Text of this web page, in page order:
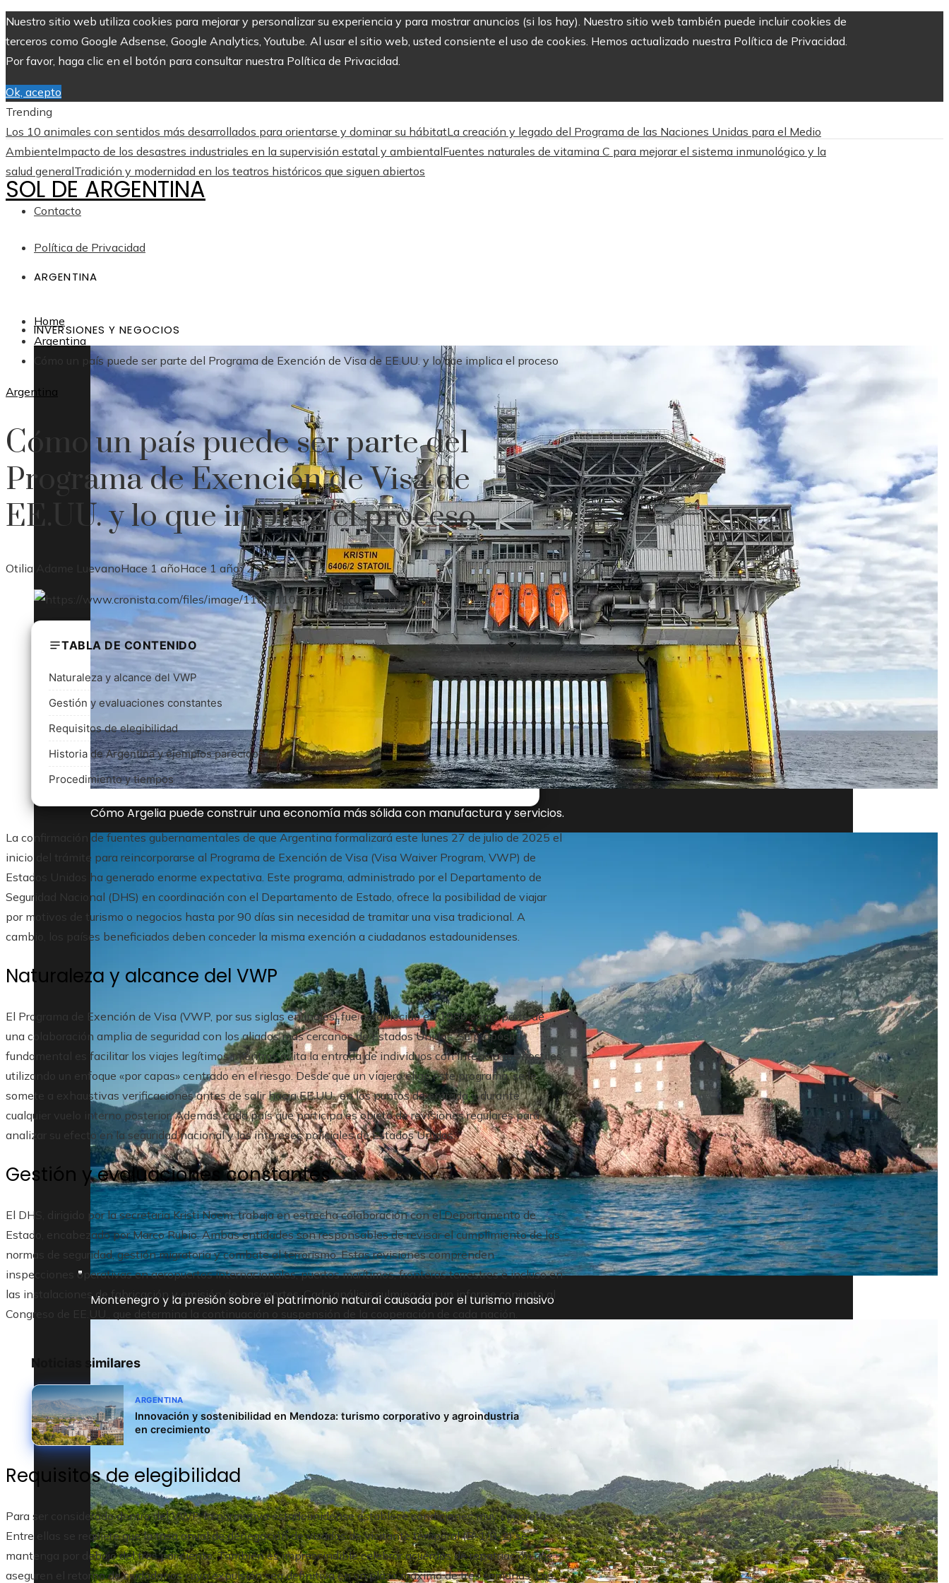
Nuestro sitio web utiliza cookies para mejorar y personalizar su experiencia y para mostrar anuncios (si los hay). Nuestro sitio web también puede incluir cookies de
terceros como Google Adsense, Google Analytics, Youtube. Al usar el sitio web, usted consiente el uso de cookies. Hemos actualizado nuestra Política de Privacidad.
Por favor, haga clic en el botón para consultar nuestra Política de Privacidad.
Ok, acepto
Trending
Los 10 animales con sentidos más desarrollados para orientarse y dominar su hábitatLa creación y legado del Programa de las Naciones Unidas para el Medio
AmbienteImpacto de los desastres industriales en la supervisión estatal y ambientalFuentes naturales de vitamina C para mejorar el sistema inmunológico y la
salud generalTradición y modernidad en los teatros históricos que siguen abiertos
Contacto
Política de Privacidad
SOL DE ARGENTINA
ARGENTINA
INVERSIONES Y NEGOCIOS
Cómo Argelia puede construir una economía más sólida con manufactura y servicios.
Montenegro y la presión sobre el patrimonio natural causada por el turismo masivo
Home
Argentina
Cómo un país puede ser parte del Programa de Exención de Visa de EE.UU. y lo que implica el proceso
Argentina
Cómo un país puede ser parte del
Programa de Exención de Visa de
EE.UU. y lo que implica el proceso
Otilia Adame LuevanoHace 1 añoHace 1 año72
TABLA DE CONTENIDO
Naturaleza y alcance del VWP
Gestión y evaluaciones constantes
Requisitos de elegibilidad
Historia de Argentina y ejemplos parecidos
Procedimiento y tiempos
La confirmación de fuentes gubernamentales de que Argentina formalizará este lunes 27 de julio de 2025 el
inicio del trámite para reincorporarse al Programa de Exención de Visa (Visa Waiver Program, VWP) de
Estados Unidos ha generado enorme expectativa. Este programa, administrado por el Departamento de
Seguridad Nacional (DHS) en coordinación con el Departamento de Estado, ofrece la posibilidad de viajar
por motivos de turismo o negocios hasta por 90 días sin necesidad de tramitar una visa tradicional. A
cambio, los países beneficiados deben conceder la misma exención a ciudadanos estadounidenses.
Naturaleza y alcance del VWP
El Programa de Exención de Visa (VWP, por sus siglas en inglés) fue establecido en 1986 como parte de
una colaboración amplia de seguridad con los aliados más cercanos de Estados Unidos. Su propósito
fundamental es facilitar los viajes legítimos mientras evita la entrada de individuos con intenciones hostiles,
utilizando un enfoque «por capas» centrado en el riesgo. Desde que un viajero elige este programa, se le
somete a exhaustivas verificaciones antes de salir hacia EE.UU., en los puntos de entrada y durante
cualquier vuelo interno posterior. Además, cada país que participa es objeto de revisiones regulares para
analizar su efecto en la seguridad nacional y los intereses policiales de Estados Unidos.
Gestión y evaluaciones constantes
El DHS, dirigido por la secretaria Kristi Noem, trabaja en estrecha colaboración con el Departamento de
Estado, encabezado por Marco Rubio. Ambas entidades son responsables de revisar el cumplimiento de las
normas de seguridad, gestión migratoria y combate al terrorismo. Estas revisiones comprenden
inspecciones operativas en aeropuertos internacionales, puertos marítimos, fronteras terrestres e incluso en
las instalaciones de fabricación y emisión de pasaportes. Cada análisis culmina con un informe conjunto al
Congreso de EE.UU., que determina la continuación o suspensión de la cooperación de cada nación.
Noticias similares
ARGENTINA
Innovación y sostenibilidad en Mendoza: turismo corporativo y agroindustria
en crecimiento
Requisitos de elegibilidad
Para ser considerado dentro del VWP, la normativa estadounidense establece condiciones muy concretas.
Entre ellas se requiere que la tasa anual de denegación de visados de visitante temporal (B-1/B-2) se
mantenga por debajo del tres por ciento. También es imprescindible celebrar acuerdos de repatriación que
aseguren el retorno de ciudadanos cuya expulsión sea definitiva en un plazo máximo de tres semanas. Los